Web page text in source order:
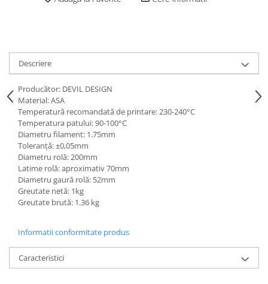
Descriere
Producător: DEVIL DESIGN
Material: ASA
Temperatură recomandată de printare: 230-240°C
Temperatura patului: 90-100°C
Diametru filament: 1.75mm
Toleranță: ±0,05mm
Diametru rolă: 200mm
Latime rolă: aproximativ 70mm
Diametru gaură rolă: 52mm
Greutate netă: 1kg
Greutate brută: 1.36 kg
Informatii conformitate produs
Caracteristici